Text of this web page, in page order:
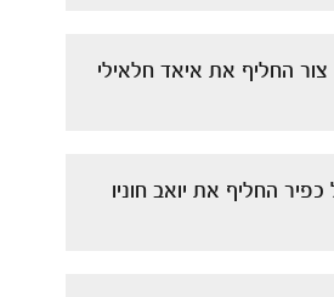
צור החליף את איאד חלאילי
כפיר החליף את יואב חוניו